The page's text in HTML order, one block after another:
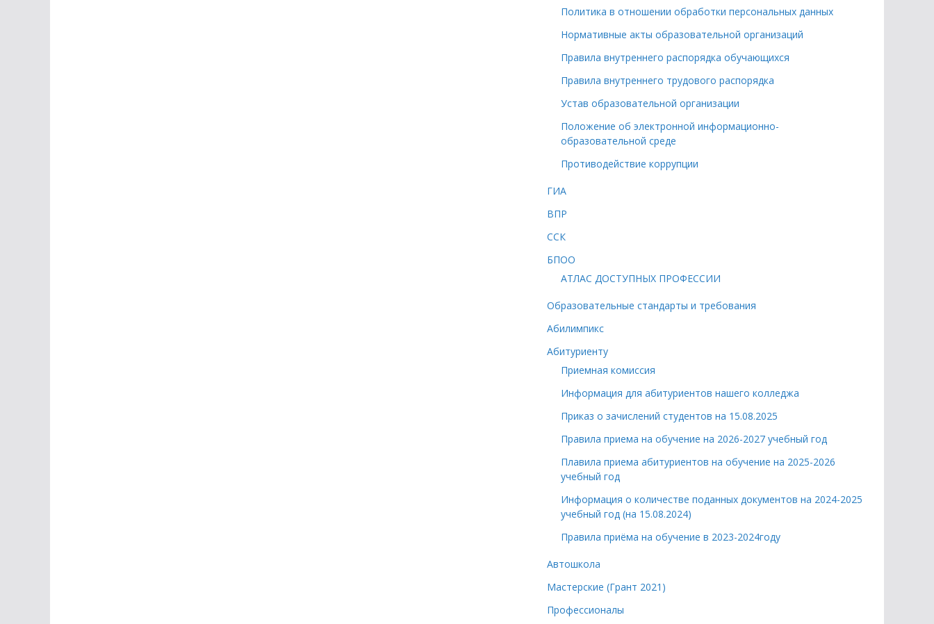
Политика в отношении обработки персональных данных
Нормативные акты образовательной организаций
Правила внутреннего распорядка обучающихся
Правила внутреннего трудового распорядка
Устав образовательной организации
Положение об электронной информационно-
образовательной среде
Противодействие коррупции
ГИА
ВПР
ССК
БПОО
АТЛАС ДОСТУПНЫХ ПРОФЕССИИ
Образовательные стандарты и требования
Абилимпикс
Абитуриенту
Приемная комиссия
Информация для абитуриентов нашего колледжа
Приказ о зачислений студентов на 15.08.2025
Правила приема на обучение на 2026-2027 учебный год
Плавила приема абитуриентов на обучение на 2025-2026
учебный год
Информация о количестве поданных документов на 2024-2025
учебный год (на 15.08.2024)
Правила приёма на обучение в 2023-2024году
Автошкола
Мастерские (Грант 2021)
Профессионалы